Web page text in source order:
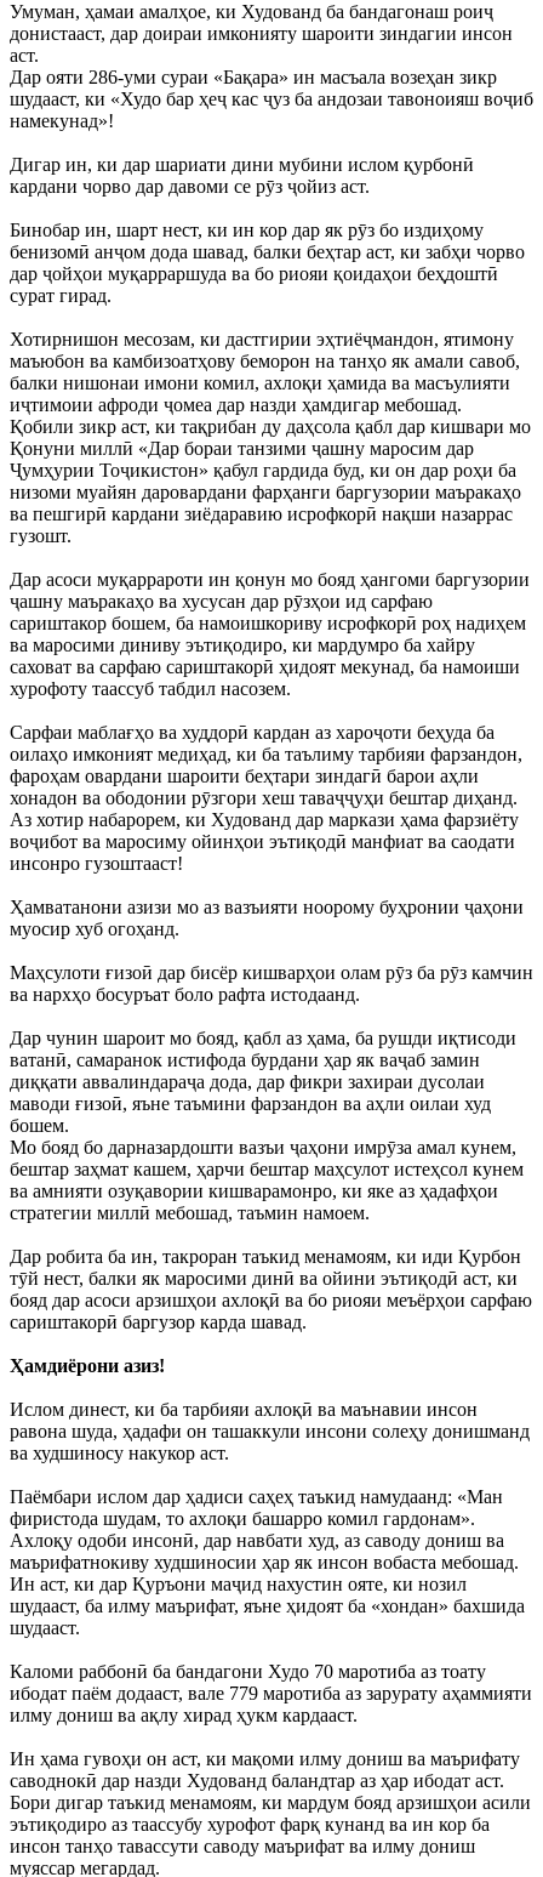
Умуман, ҳамаи амалҳое, ки Худованд ба бандагонаш роиҷ
донистааст, дар доираи имконияту шароити зиндагии инсон
аст.
Дар ояти 286-уми сураи «Бақара» ин масъала возеҳан зикр
шудааст, ки «Худо бар ҳеҷ кас ҷуз ба андозаи тавоноияш воҷиб
намекунад»!
Дигар ин, ки дар шариати дини мубини ислом қурбонӣ
кардани чорво дар давоми се рӯз ҷойиз аст.
Бинобар ин, шарт нест, ки ин кор дар як рӯз бо издиҳому
бенизомӣ анҷом дода шавад, балки беҳтар аст, ки забҳи чорво
дар ҷойҳои муқарраршуда ва бо риояи қоидаҳои беҳдоштӣ
сурат гирад.
Хотирнишон месозам, ки дастгирии эҳтиёҷмандон, ятимону
маъюбон ва камбизоатҳову беморон на танҳо як амали савоб,
балки нишонаи имони комил, ахлоқи ҳамида ва масъулияти
иҷтимоии афроди ҷомеа дар назди ҳамдигар мебошад.
Қобили зикр аст, ки тақрибан ду даҳсола қабл дар кишвари мо
Қонуни миллӣ «Дар бораи танзими ҷашну маросим дар
Ҷумҳурии Тоҷикистон» қабул гардида буд, ки он дар роҳи ба
низоми муайян даровардани фарҳанги баргузории маъракаҳо
ва пешгирӣ кардани зиёдаравию исрофкорӣ нақши назаррас
гузошт.
Дар асоси муқаррароти ин қонун мо бояд ҳангоми баргузории
ҷашну маъракаҳо ва хусусан дар рӯзҳои ид сарфаю
сариштакор бошем, ба намоишкориву исрофкорӣ роҳ надиҳем
ва маросими диниву эътиқодиро, ки мардумро ба хайру
саховат ва сарфаю сариштакорӣ ҳидоят мекунад, ба намоиши
хурофоту таассуб табдил насозем.
Сарфаи маблағҳо ва худдорӣ кардан аз хароҷоти беҳуда ба
оилаҳо имконият медиҳад, ки ба таълиму тарбияи фарзандон,
фароҳам овардани шароити беҳтари зиндагӣ барои аҳли
хонадон ва ободонии рӯзгори хеш таваҷҷуҳи бештар диҳанд.
Аз хотир набарорем, ки Худованд дар маркази ҳама фарзиёту
воҷибот ва маросиму ойинҳои эътиқодӣ манфиат ва саодати
инсонро гузоштааст!
Ҳамватанони азизи мо аз вазъияти ноорому буҳронии ҷаҳони
муосир хуб огоҳанд.
Маҳсулоти ғизоӣ дар бисёр кишварҳои олам рӯз ба рӯз камчин
ва нархҳо босуръат боло рафта истодаанд.
Дар чунин шароит мо бояд, қабл аз ҳама, ба рушди иқтисоди
ватанӣ, самаранок истифода бурдани ҳар як ваҷаб замин
диққати аввалиндараҷа дода, дар фикри захираи дусолаи
маводи ғизоӣ, яъне таъмини фарзандон ва аҳли оилаи худ
бошем.
Мо бояд бо дарназардошти вазъи ҷаҳони имрӯза амал кунем,
бештар заҳмат кашем, ҳарчи бештар маҳсулот истеҳсол кунем
ва амнияти озуқавории кишварамонро, ки яке аз ҳадафҳои
стратегии миллӣ мебошад, таъмин намоем.
Дар робита ба ин, такроран таъкид менамоям, ки иди Қурбон
тӯй нест, балки як маросими динӣ ва ойини эътиқодӣ аст, ки
бояд дар асоси арзишҳои ахлоқӣ ва бо риояи меъёрҳои сарфаю
сариштакорӣ баргузор карда шавад.
Ҳамдиёрони азиз!
Ислом динест, ки ба тарбияи ахлоқӣ ва маънавии инсон
равона шуда, ҳадафи он ташаккули инсони солеҳу донишманд
ва худшиносу накукор аст.
Паёмбари ислом дар ҳадиси саҳеҳ таъкид намудаанд: «Ман
фиристода шудам, то ахлоқи башарро комил гардонам».
Ахлоқу одоби инсонӣ, дар навбати худ, аз саводу дониш ва
маърифатнокиву худшиносии ҳар як инсон вобаста мебошад.
Ин аст, ки дар Қуръони маҷид нахустин ояте, ки нозил
шудааст, ба илму маърифат, яъне ҳидоят ба «хондан» бахшида
шудааст.
Каломи раббонӣ ба бандагони Худо 70 маротиба аз тоату
ибодат паём додааст, вале 779 маротиба аз зарурату аҳаммияти
илму дониш ва ақлу хирад ҳукм кардааст.
Ин ҳама гувоҳи он аст, ки мақоми илму дониш ва маърифату
саводнокӣ дар назди Худованд баландтар аз ҳар ибодат аст.
Бори дигар таъкид менамоям, ки мардум бояд арзишҳои асили
эътиқодиро аз таассубу хурофот фарқ кунанд ва ин кор ба
инсон танҳо тавассути саводу маърифат ва илму дониш
муяссар мегардад.